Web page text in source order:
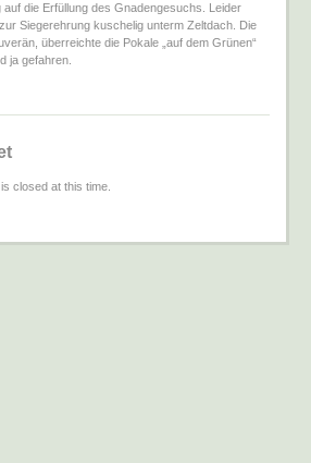
auf die Erfüllung des Gnadengesuchs. Leider
Siegerehrung kuschelig unterm Zeltdach. Die
überreichte die Pokale „auf dem Grünen“
ja gefahren.
closed at this time.